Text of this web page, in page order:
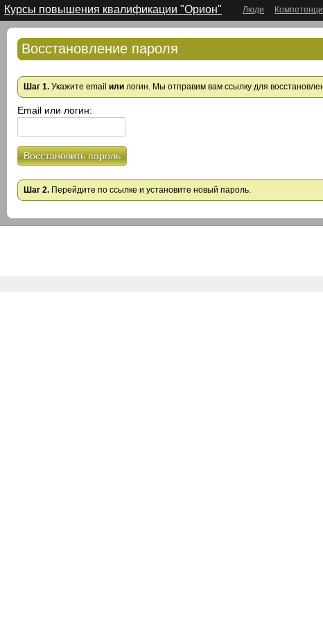
Курсы повышения квалификации "Орион" Люди
Восстановление пароля
Шаг 1. Укажите email или логин. Мы отправим вам ссылку для
Email или логин:
Восстановить пароль
Шаг 2. Перейдите по ссылке и установите новый пароль.